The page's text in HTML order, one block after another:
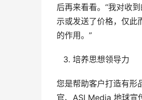
后再来看看。“我对收
示或发送了价格，仅此
的作用。”
培养思想领导力
您是帮助客户打造有
官、ASI Media 地球宣